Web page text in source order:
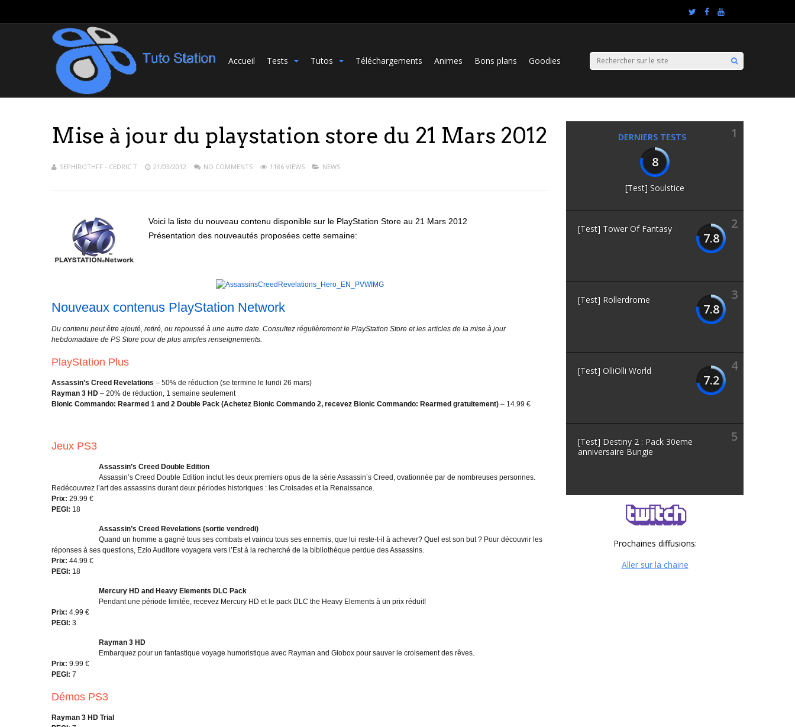
Accueil Tests Tutos Téléchargements Animes Bons plans Goodies
Mise à jour du playstation store du 21 Mars 2012
SEPHIROTHFF - CEDRIC T 21/03/2012 NO COMMENTS 1186 VIEWS NEWS
Voici la liste du nouveau contenu disponible sur le PlayStation Store au 21 Mars 2012
Présentation des nouveautés proposées cette semaine:
Nouveaux contenus PlayStation Network
Du contenu peut être ajouté, retiré, ou repoussé à une autre date. Consultez régulièrement le PlayStation Store et les articles de la mise à jour
hebdomadaire de PS Store pour de plus amples renseignements.
PlayStation Plus
Assassin’s Creed Revelations – 50% de réduction (se termine le lundi 26 mars)
Rayman 3 HD – 20% de réduction, 1 semaine seulement
Bionic Commando: Rearmed 1 and 2 Double Pack (Achetez Bionic Commando 2, recevez Bionic Commando: Rearmed gratuitement) – 14.99 €
Jeux PS3
Assassin’s Creed Double Edition
Assassin’s Creed Double Edition inclut les deux premiers opus de la série Assassin’s Creed, ovationnée par de nombreuses personnes.
Redécouvrez l’art des assassins durant deux périodes historiques : les Croisades et la Renaissance.
Prix: 29.99 €
PEGI: 18
Assassin’s Creed Revelations (sortie vendredi)
Quand un homme a gagné tous ses combats et vaincu tous ses ennemis, que lui reste-t-il à achever? Quel est son but ? Pour découvrir les
réponses à ses questions, Ezio Auditore voyagera vers l’Est à la recherché de la bibliothèque perdue des Assassins.
Prix: 44.99 €
PEGI: 18
Mercury HD and Heavy Elements DLC Pack
Pendant une période limitée, recevez Mercury HD et le pack DLC the Heavy Elements à un prix réduit!
Prix: 4.99 €
PEGI: 3
Rayman 3 HD
Embarquez pour un fantastique voyage humoristique avec Rayman and Globox pour sauver le croisement des rêves.
Prix: 9.99 €
PEGI: 7
Démos PS3
Rayman 3 HD Trial
DERNIERS TESTS
1
8
[Test] Soulstice
2
7.8
[Test] Tower Of Fantasy
3
7.8
[Test] Rollerdrome
4
7.2
[Test] OlliOlli World
5
[Test] Destiny 2 : Pack 30eme
anniversaire Bungie
Prochaines diffusions:
Aller sur la chaine